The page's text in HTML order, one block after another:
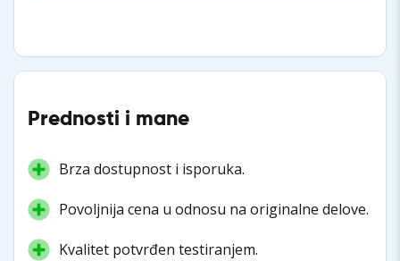
Prednosti i mane
Brza dostupnost i isporuka.
Povoljnija cena u odnosu na originalne delove.
Kvalitet potvrđen testiranjem.